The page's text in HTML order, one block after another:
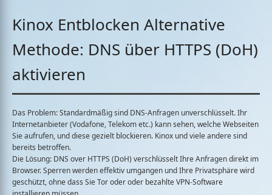
Kinox Entblocken Alternative
Methode: DNS über HTTPS (DoH)
aktivieren
Das Problem:Standardmäßig sind DNS-Anfragen unverschlüsselt. Ihr
Internetanbieter (Vodafone, Telekom etc.) kann sehen, welche Webseiten
Sie aufrufen, und diese gezielt blockieren. Kinox und viele andere sind
bereits betroffen.
Die Lösung: DNS over HTTPS (DoH) verschlüsselt Ihre Anfragen direkt im
Browser. Sperren werden effektiv umgangen und Ihre Privatsphäre wird
geschützt, ohne dass Sie Tor oder oder bezahlte VPN-Software